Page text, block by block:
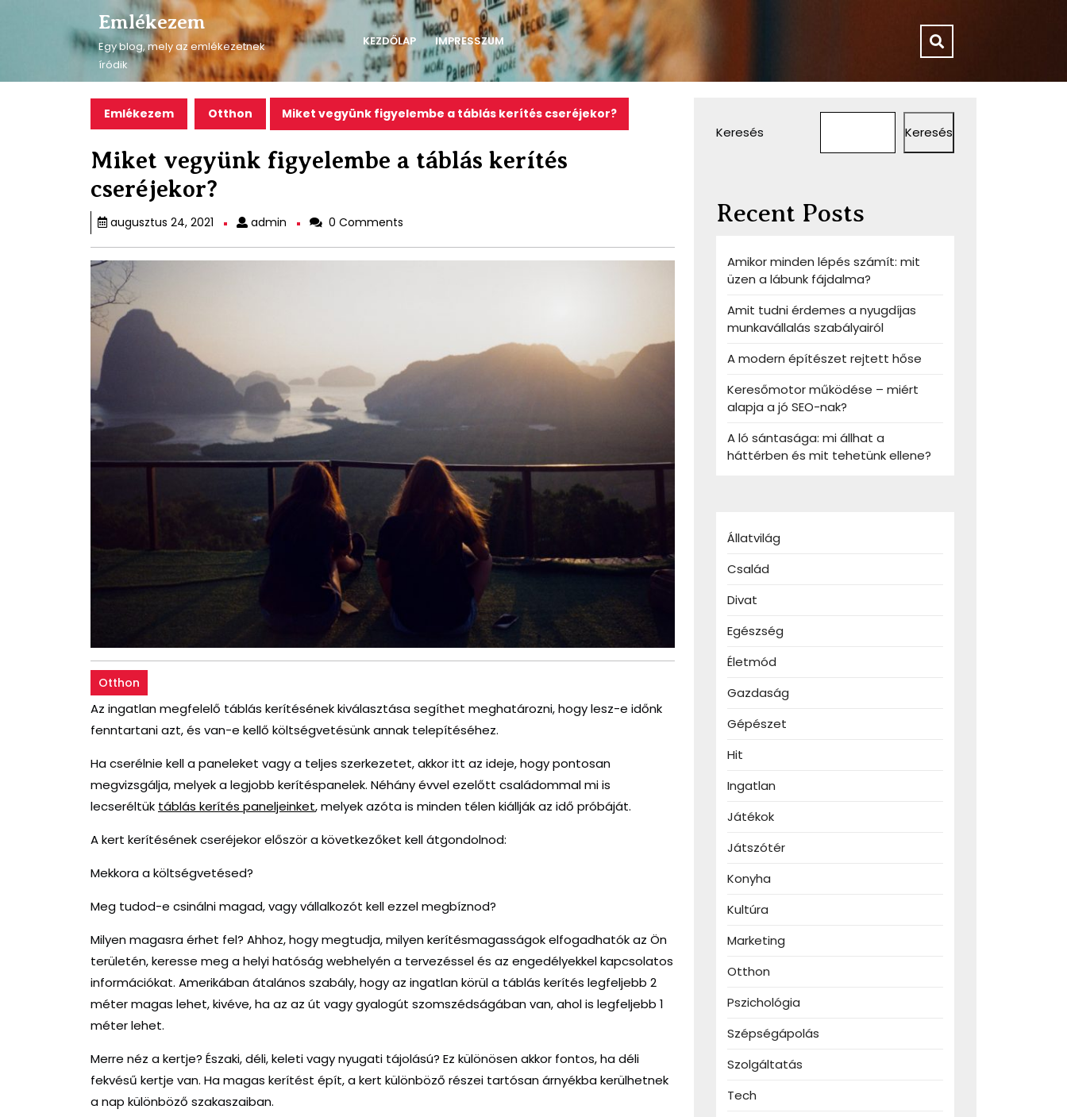
Emlékezem
Egy blog, mely az emlékezetnek
íródik
KEZDŐLAP IMPRESSZUM
Emlékezem Otthon Miket vegyünk figyelembe a táblás kerítés cseréjekor?
Miket vegyünk figyelembe a táblás kerítés
cseréjekor?
augusztus 24, 2021 admin admin 0 Comments
Otthon
Az ingatlan megfelelő táblás kerítésének kiválasztása segíthet meghatározni, hogy lesz-e időnk
fenntartani azt, és van-e kellő költségvetésünk annak telepítéséhez.
Ha cserélnie kell a paneleket vagy a teljes szerkezetet, akkor itt az ideje, hogy pontosan
megvizsgálja, melyek a legjobb kerítéspanelek. Néhány évvel ezelőtt családommal mi is
lecseréltük táblás kerítés paneljeinket, melyek azóta is minden télen kiállják az idő próbáját.
A kert kerítésének cseréjekor először a következőket kell átgondolnod:
Mekkora a költségvetésed?
Meg tudod-e csinálni magad, vagy vállalkozót kell ezzel megbíznod?
Milyen magasra érhet fel? Ahhoz, hogy megtudja, milyen kerítésmagasságok elfogadhatók az Ön
területén, keresse meg a helyi hatóság webhelyén a tervezéssel és az engedélyekkel kapcsolatos
információkat. Amerikában átalános szabály, hogy az ingatlan körül a táblás kerítés legfeljebb 2
méter magas lehet, kivéve, ha az az út vagy gyalogút szomszédságában van, ahol is legfeljebb 1
méter lehet.
Merre néz a kertje? Északi, déli, keleti vagy nyugati tájolású? Ez különösen akkor fontos, ha déli
fekvésű kertje van. Ha magas kerítést épít, a kert különböző részei tartósan árnyékba kerülhetnek
a nap különböző szakaszaiban.
Keresés Keresés
Recent Posts
Amikor minden lépés számít: mit
üzen a lábunk fájdalma?
Amit tudni érdemes a nyugdíjas
munkavállalás szabályairól
A modern építészet rejtett hőse
Keresőmotor működése – miért
alapja a jó SEO-nak?
A ló sántasága: mi állhat a
háttérben és mit tehetünk ellene?
Állatvilág
Család
Divat
Egészség
Életmód
Gazdaság
Gépészet
Hit
Ingatlan
Játékok
Játszótér
Konyha
Kultúra
Marketing
Otthon
Pszichológia
Szépségápolás
Szolgáltatás
Tech